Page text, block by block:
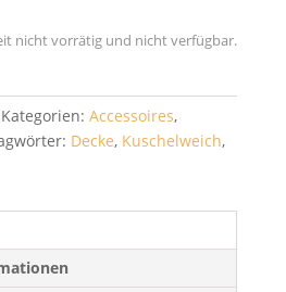
nicht vorrätig und nicht verfügbar.
Kategorien: Accessoires,
Decke, Kuschelweich,